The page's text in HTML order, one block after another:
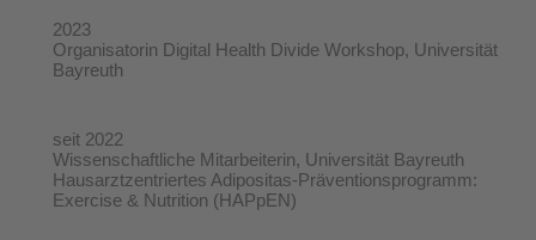
2023
Organisatorin Digital Health Divide Workshop, Universität
Bayreuth
seit 2022
Wissenschaftliche Mitarbeiterin, Universität Bayreuth
Hausarztzentriertes Adipositas-Präventionsprogramm:
Exercise & Nutrition (HAPpEN)